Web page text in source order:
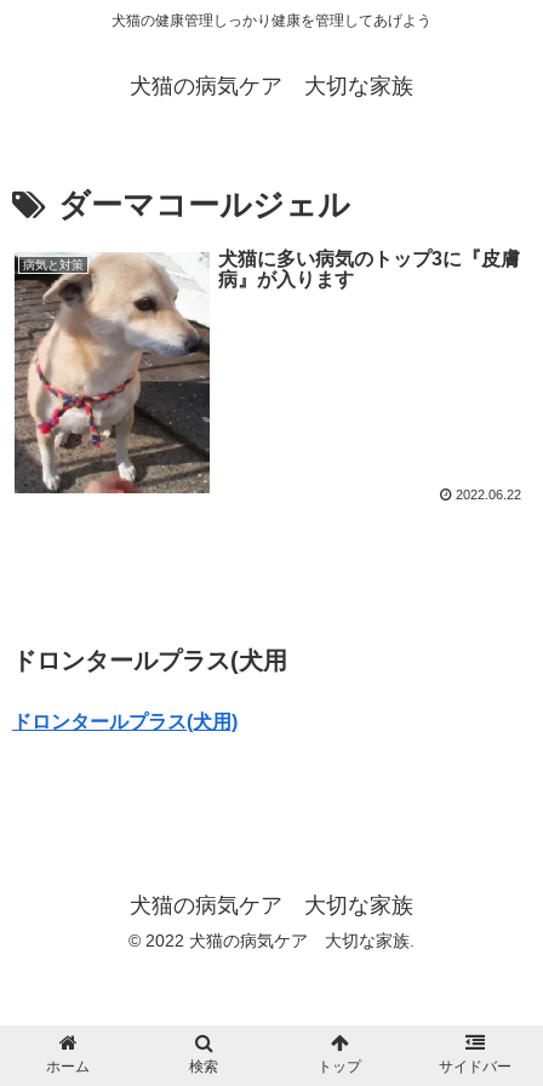
犬猫の健康管理しっかり健康を管理してあげよう
犬猫の病気ケア 大切な家族
ダーマコールジェル
病気と対策
犬猫に多い病気のトップ3に『皮膚
病』が入ります
2022.06.22
ドロンタールプラス(犬用
ドロンタールプラス(犬用)
犬猫の病気ケア 大切な家族
© 2022 犬猫の病気ケア 大切な家族.
ホーム 検索 トップ サイドバー